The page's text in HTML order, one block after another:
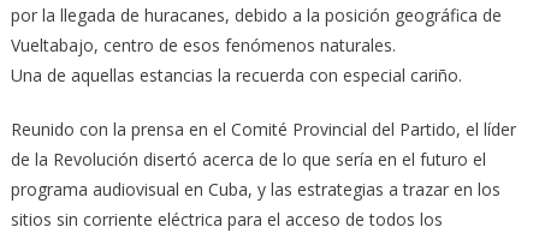
por la llegada de huracanes, debido a la posición geográfica de
Vueltabajo, centro de esos fenómenos naturales.
Una de aquellas estancias la recuerda con especial cariño.
Reunido con la prensa en el Comité Provincial del Partido, el líder
de la Revolución disertó acerca de lo que sería en el futuro el
programa audiovisual en Cuba, y las estrategias a trazar en los
sitios sin corriente eléctrica para el acceso de todos los